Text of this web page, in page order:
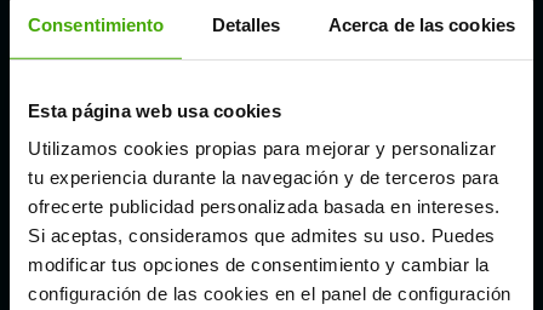
Consentimiento Detalles Acerca de las cookies
Esta página web usa cookies
Utilizamos cookies propias para mejorar y personalizar
tu experiencia durante la navegación y de terceros para
ofrecerte publicidad personalizada basada en intereses.
Si aceptas, consideramos que admites su uso. Puedes
modificar tus opciones de consentimiento y cambiar la
configuración de las cookies en el panel de configuración
Córdoba
Málaga
Valencia